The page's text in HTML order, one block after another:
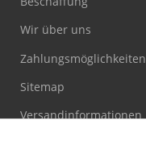
Wir über uns
Zahlungsmöglichkeiten
Sitemap
Versandinformationen